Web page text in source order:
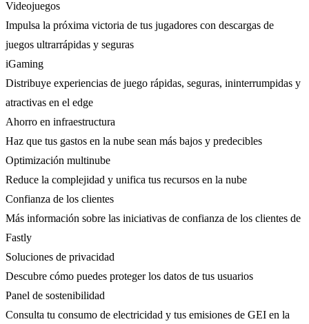
Videojuegos
Impulsa la próxima victoria de tus jugadores con descargas de
juegos ultrarrápidas y seguras
iGaming
Distribuye experiencias de juego rápidas, seguras, ininterrumpidas y
atractivas en el edge
Ahorro en infraestructura
Haz que tus gastos en la nube sean más bajos y predecibles
Optimización multinube
Reduce la complejidad y unifica tus recursos en la nube
Confianza de los clientes
Más información sobre las iniciativas de confianza de los clientes de
Fastly
Soluciones de privacidad
Descubre cómo puedes proteger los datos de tus usuarios
Panel de sostenibilidad
Consulta tu consumo de electricidad y tus emisiones de GEI en la